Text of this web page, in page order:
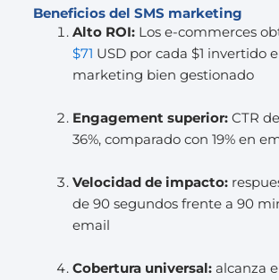
Beneficios del SMS marketing
Alto ROI:Los e-commerces
$71 USD por cada $1 invertido
marketing bien gestionado
Engagement superior:CTR
36%, comparado con 19% en
Velocidad de impacto:
de 90 segundos frente a 90
email
Cobertura universal:alcanza